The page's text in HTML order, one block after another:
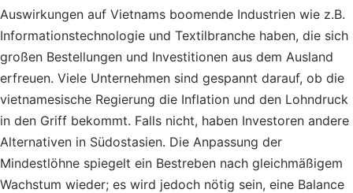
Auswirkungen auf Vietnams boomende Industrien wie z.B.
Informationstechnologie und Textilbranche haben, die sich
großen Bestellungen und Investitionen aus dem Ausland
erfreuen. Viele Unternehmen sind gespannt darauf, ob die
vietnamesische Regierung die Inflation und den Lohndruck
in den Griff bekommt. Falls nicht, haben Investoren andere
Alternativen in Südostasien. Die Anpassung der
Mindestlöhne spiegelt ein Bestreben nach gleichmäßigem
Wachstum wieder; es wird jedoch nötig sein, eine Balance